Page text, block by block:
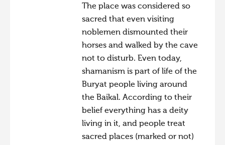
Hiite kuvavõistlus 2010
Hiite kuvavõistlus 2009
The place was considered so
sacred that even visiting
noblemen dismounted their
horses and walked by the cave
not to disturb. Even today,
shamanism is part of life of the
Buryat people living around
the Baikal. According to their
belief everything has a deity
living in it, and people treat
sacred places (marked or not)